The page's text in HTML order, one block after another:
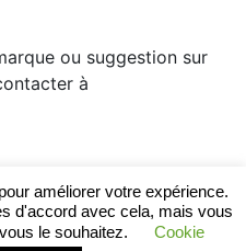
ou suggestion sur
à
Nos Partenaires
améliorer votre expérience.
d'accord avec cela, mais vous
le souhaitez.
Cookie